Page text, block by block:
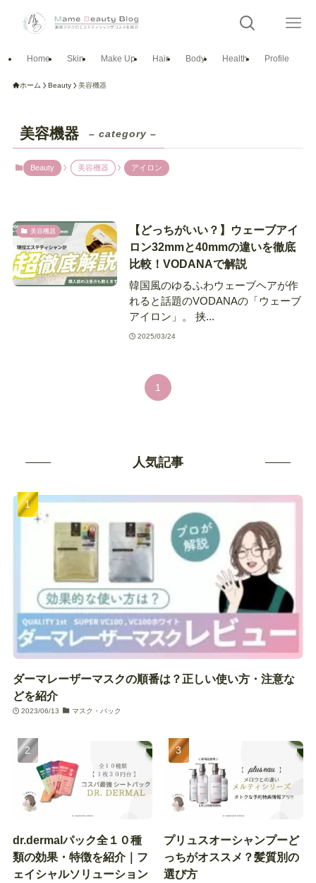
Home Skin Make Up Hair Body Health Profile
ホーム Beauty 美容機器
美容機器 – category –
Beauty 美容機器 アイロン
美容機器
【どっちがいい？】ウェーブアイ
ロン32mmと40mmの違いを徹底
比較！VODANAで解説
韓国風のゆるふわウェーブヘアが作
れると話題のVODANAの「ウェーブ
アイロン」。 挟...
2025/03/24
1
人気記事
ダーマレーザーマスクの順番は？正しい使い方・注意な
どを紹介
2023/06/13 マスク・パック
dr.dermalパック全１０種
類の効果・特徴を紹介｜フ
ェイシャルソリューション
プリュスオーシャンプーど
っちがオススメ？髪質別の
選び方